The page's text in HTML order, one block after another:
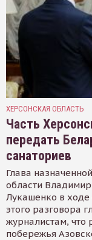
ХЕРСОНСКАЯ ОБЛАСТЬ
Часть
передать
санаториев
Глава
области
Лукашенко в ходе
этого разговора
журналистам, что
побережья